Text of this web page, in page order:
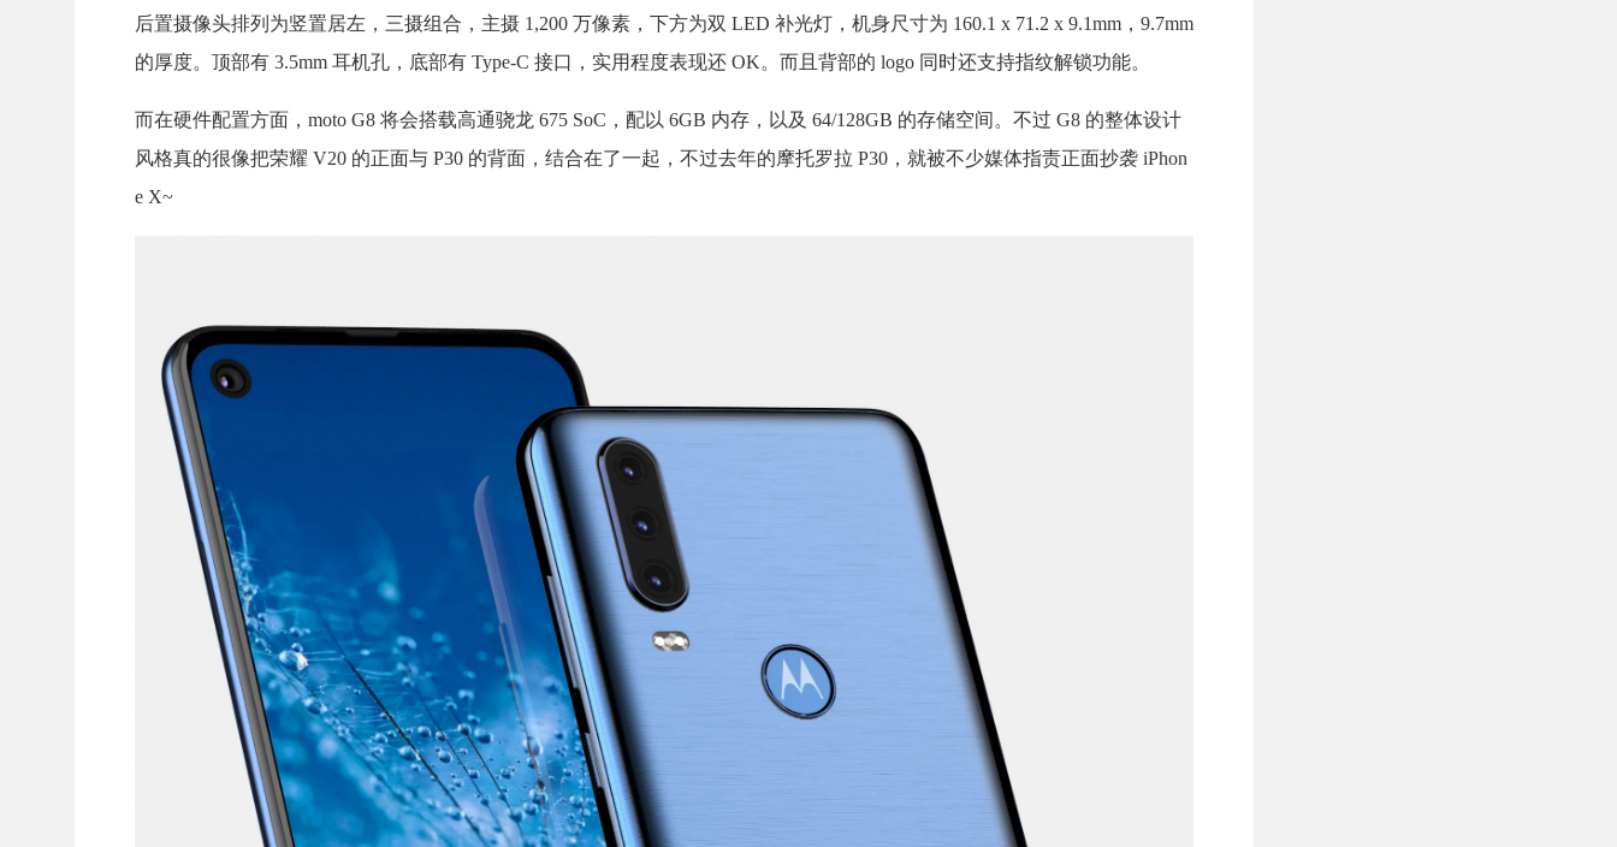
后置摄像头排列为竖置居左，三摄组合，主摄 1,200 万像素，下方为双 LED 补光灯，机身尺寸为 160.1 x 71.2 x 9.1mm，9.7mm
的厚度。顶部有 3.5mm 耳机孔，底部有 Type-C 接口，实用程度表现还 OK。而且背部的 logo 同时还支持指纹解锁功能。
而在硬件配置方面，moto G8 将会搭载高通骁龙 675 SoC，配以 6GB 内存，以及 64/128GB 的存储空间。不过 G8 的整体设计
风格真的很像把荣耀 V20 的正面与 P30 的背面，结合在了一起，不过去年的摩托罗拉 P30，就被不少媒体指责正面抄袭 iPhon
e X~